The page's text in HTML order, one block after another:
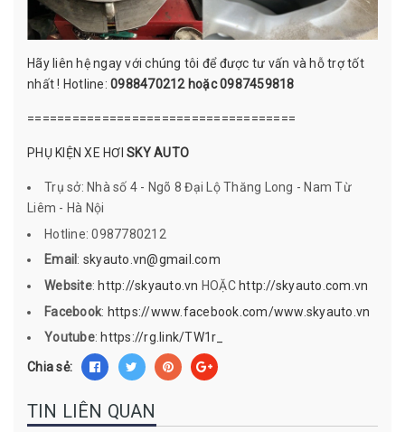
Hãy liên hệ ngay với chúng tôi để được tư vấn và hỗ trợ tốt
nhất ! Hotline: 0988470212 hoặc 0987459818
====================================
PHỤ KIỆN XE HƠI SKY AUTO
Trụ sở: Nhà số 4 - Ngõ 8 Đại Lộ Thăng Long - Nam Từ
Liêm - Hà Nội
Hotline: 0987780212
Email : skyauto.vn@gmail.com
Website: http://skyauto.vn HOẶC http://skyauto.com.vn
Facebook: https://www.facebook.com/www.skyauto.vn
Youtube: https://rg.link/TW1r_
Chia sẻ:
TIN LIÊN QUAN